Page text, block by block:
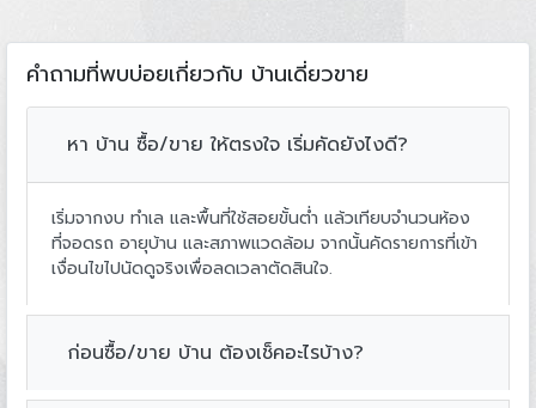
คำถามที่พบบ่อยเกี่ยวกับ บ้านเดี่ยวขาย
หา บ้าน ซื้อ/ขาย ให้ตรงใจ เริ่มคัดยังไงดี?
เริ่มจากงบ ทำเล และพื้นที่ใช้สอยขั้นต่ำ แล้วเทียบจำนวนห้อง
ที่จอดรถ อายุบ้าน และสภาพแวดล้อม จากนั้นคัดรายการที่เข้า
เงื่อนไขไปนัดดูจริงเพื่อลดเวลาตัดสินใจ.
ก่อนซื้อ/ขาย บ้าน ต้องเช็คอะไรบ้าง?